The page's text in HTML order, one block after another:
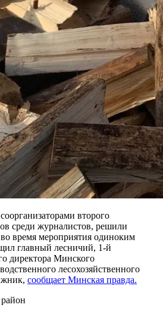
второго
среди журналистов, решили
во время мероприятия одиноким
главный лесничий, 1-й
директора Минского
лесохозяйственного
сообщает Минская правда.